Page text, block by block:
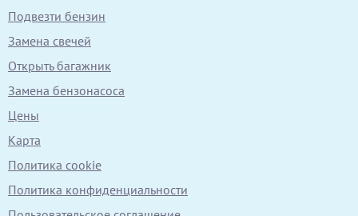
Подвезти бензин
Замена свечей
Открыть багажник
Замена бензонасоса
Цены
Карта
Политика cookie
Политика конфиденциальности